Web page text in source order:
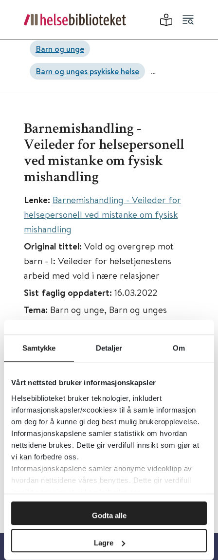
Samtykke Detaljer Om
Vårt nettsted bruker informasjonskapsler
Helsebiblioteket bruker teknologier, inkludert
informasjonskapsler/«cookies» til å samle informasjon
om deg for å kunne gi deg best mulig brukeropplevelse.
Informasjonskapslene samler statistikk om hvordan
nettsidene brukes. Dette gir verdifull innsikt som gjør at
vi kan forbedre oss.
Informasjonskapslene samler anonyme videoklipp av
hvordan nettsidene våres benyttes. Dette gir verdifull
innsikt som gjør at vi kan forbedre oss.
Godta alle
Lagre
Barn og unge
Barn og unges psykiske helse
Traumer, stress og overgrep
Barnemishandling -
Veileder for helsepersonell
ved mistanke om fysisk
mishandling
Lenke: Barnemishandling - Veileder for
helsepersonell ved mistanke om fysisk
mishandling
Original tittel: Vold og overgrep mot
barn - I: Veileder for helsetjenestens
arbeid med vold i nære relasjoner
Sist faglig oppdatert: 16.03.2022
Tema: Barn og unge, Barn og unges
overgrep, Voldsrisiko og kriminalitet
Emner:
Barn og unge, Psykisk helse,
og overgrep
Dokumenttype: Retningslinjer
Utgiver:Nasjonalt kunnskapssenter om
vold og traumatisk stress (NKVTS)
Språk:Norsk